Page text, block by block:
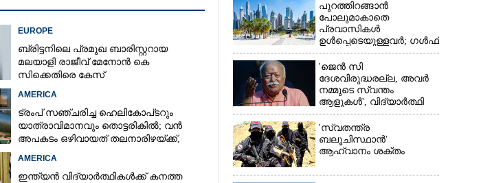
EUROPE
ബ്രിട്ടനിലെ പ്രമുഖ ബാരിസ്റ്ററായ
മലയാളി രാജീവ് മേനോൻ കെ
സിക്കെതിരെ കേസ്
AMERICA
ട്രംപ് സഞ്ചരിച്ച ഹെലികോപ്‌ടറും
യാത്രാവിമാനവും തൊട്ടരികിൽ; വൻ
അപകടം ഒഴിവായത് തലനാരിഴയ്‌ക്ക്,
AMERICA
ഇന്ത്യൻ വിദ്യാർത്ഥികൾക്ക് കനത്ത
പുറത്തിറങ്ങാൻ
പോലുമാകാതെ
പ്രവാസികൾ
ഉൾപ്പെടെയുള്ളവർ; ഗൾഫ്
രാജ്യത്ത് സ്ഥിതി രൂക്ഷം
'ജെൻ സി
ദേശവിരുദ്ധരല്ല, അവർ
നമ്മുടെ സ്വന്തം
ആളുകൾ', വിദ്യാർത്ഥി
പ്രക്ഷോഭത്തെ പിന്തുണച്ച്
ആർഎസ്‌എസ് മേധാവി
'സ്വതന്ത്ര
ബലൂചിസ്ഥാൻ'
ആഹ്വാനം ശക്തം
×
Share this link